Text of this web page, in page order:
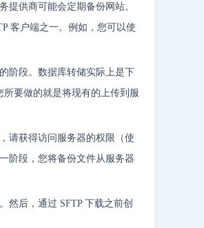
提供商可能会定期备份网站。
客户端之一。例如，您可以使
阶段。数据库转储实际上是下
要做的就是将现有的上传到服
请获得访问服务器的权限（使
阶段，您将备份文件从服务器
然后，通过 SFTP 下载之前创